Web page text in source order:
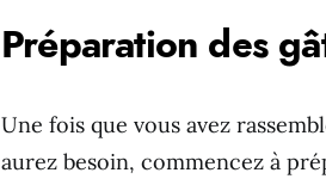
Préparation des
Une fois que vous avez
aurez besoin, commencez à